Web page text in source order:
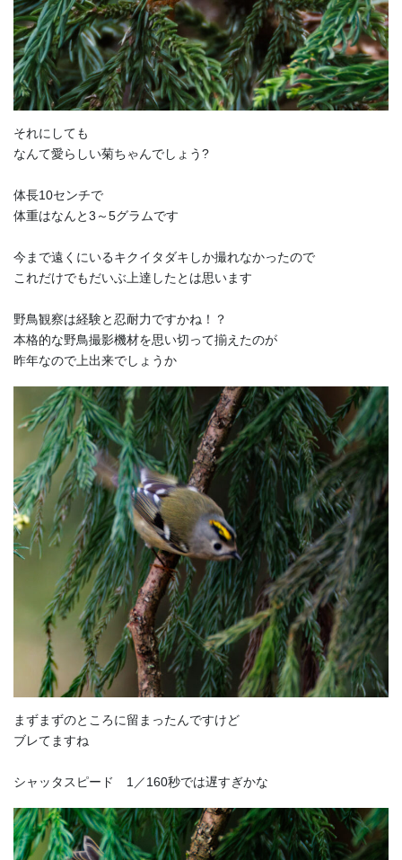
それにしても
なんて愛らしい菊ちゃんでしょう?
体長10センチで
体重はなんと3～5グラムです
今まで遠くにいるキクイタダキしか撮れなかったので
これだけでもだいぶ上達したとは思います
野鳥観察は経験と忍耐力ですかね！？
本格的な野鳥撮影機材を思い切って揃えたのが
昨年なので上出来でしょうか
まずまずのところに留まったんですけど
ブレてますね
シャッタスピード 1／160秒では遅すぎかな